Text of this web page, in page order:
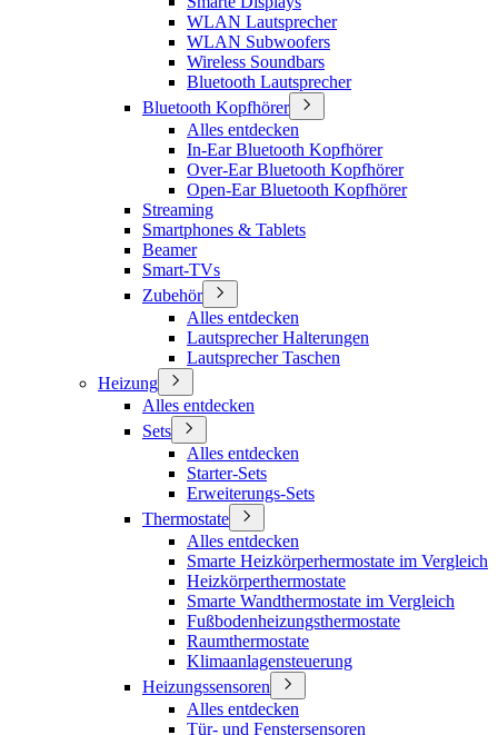
WLAN Lautsprecher
WLAN Subwoofers
Wireless Soundbars
Bluetooth Lautsprecher
Bluetooth Kopfhörer
Alles entdecken
In-Ear Bluetooth Kopfhörer
Over-Ear Bluetooth Kopfhörer
Open-Ear Bluetooth Kopfhörer
Streaming
Smartphones & Tablets
Beamer
Smart-TVs
Zubehör
Alles entdecken
Lautsprecher Halterungen
Lautsprecher Taschen
Heizung
Alles entdecken
Sets
Alles entdecken
Starter-Sets
Erweiterungs-Sets
Thermostate
Alles entdecken
Smarte Heizkörperhermostate im Vergleich
Heizkörperthermostate
Smarte Wandthermostate im Vergleich
Fußbodenheizungsthermostate
Raumthermostate
Klimaanlagensteuerung
Heizungssensoren
Alles entdecken
Tür- und Fenstersensoren